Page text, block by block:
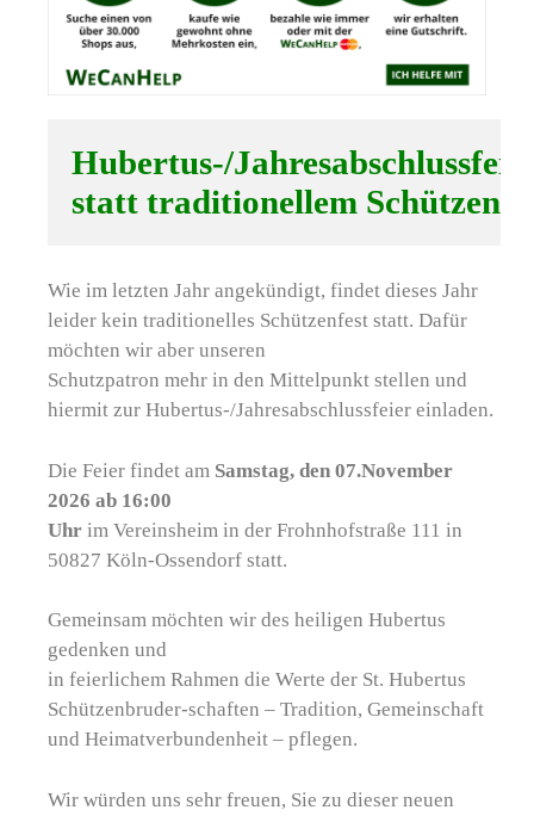
Hubertus-/
statt traditionellem
Wie im letzten Jahr angekündigt, findet dieses Jahr
leider kein traditionelles Schützenfest statt. Dafür
möchten wir aber unseren
Schutzpatron mehr in den Mittelpunkt stellen und
hiermit zur Hubertus-/Jahresabschlussfeier einladen.
Die Feier findet am Samstag, den 07.November
2026 ab 16:00
Uhr im Vereinsheim in der Frohnhofstraße 111 in
50827 Köln-Ossendorf statt.
Gemeinsam möchten wir des heiligen Hubertus
gedenken und
in feierlichem Rahmen die Werte der St. Hubertus
Schützenbruder-schaften – Tradition, Gemeinschaft
und Heimatverbundenheit – pflegen.
Wir würden uns sehr freuen, Sie zu dieser neuen